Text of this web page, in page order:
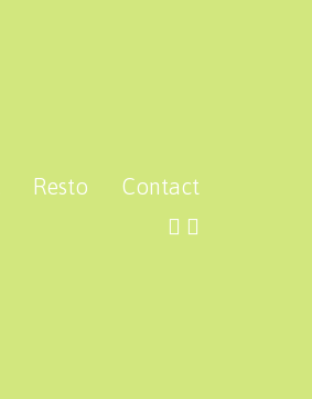
Resto Contact